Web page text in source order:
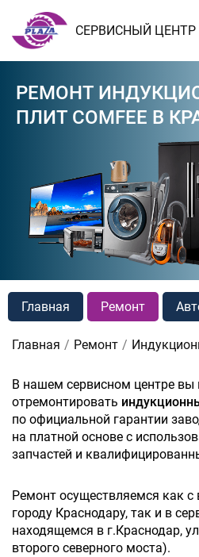
СЕРВИСНЫЙ ЦЕНТР
РЕМОНТ
ПЛИТ COMFEE В
Главная Ремонт
Главная Ремонт
В нашем сервисном центре вы
отремонтировать
по официальной гарантии
на платной основе с
запчастей и
Ремонт осуществляемся как
городу Краснодару, так и в
находящемся в г.Краснодар,
второго северного моста).